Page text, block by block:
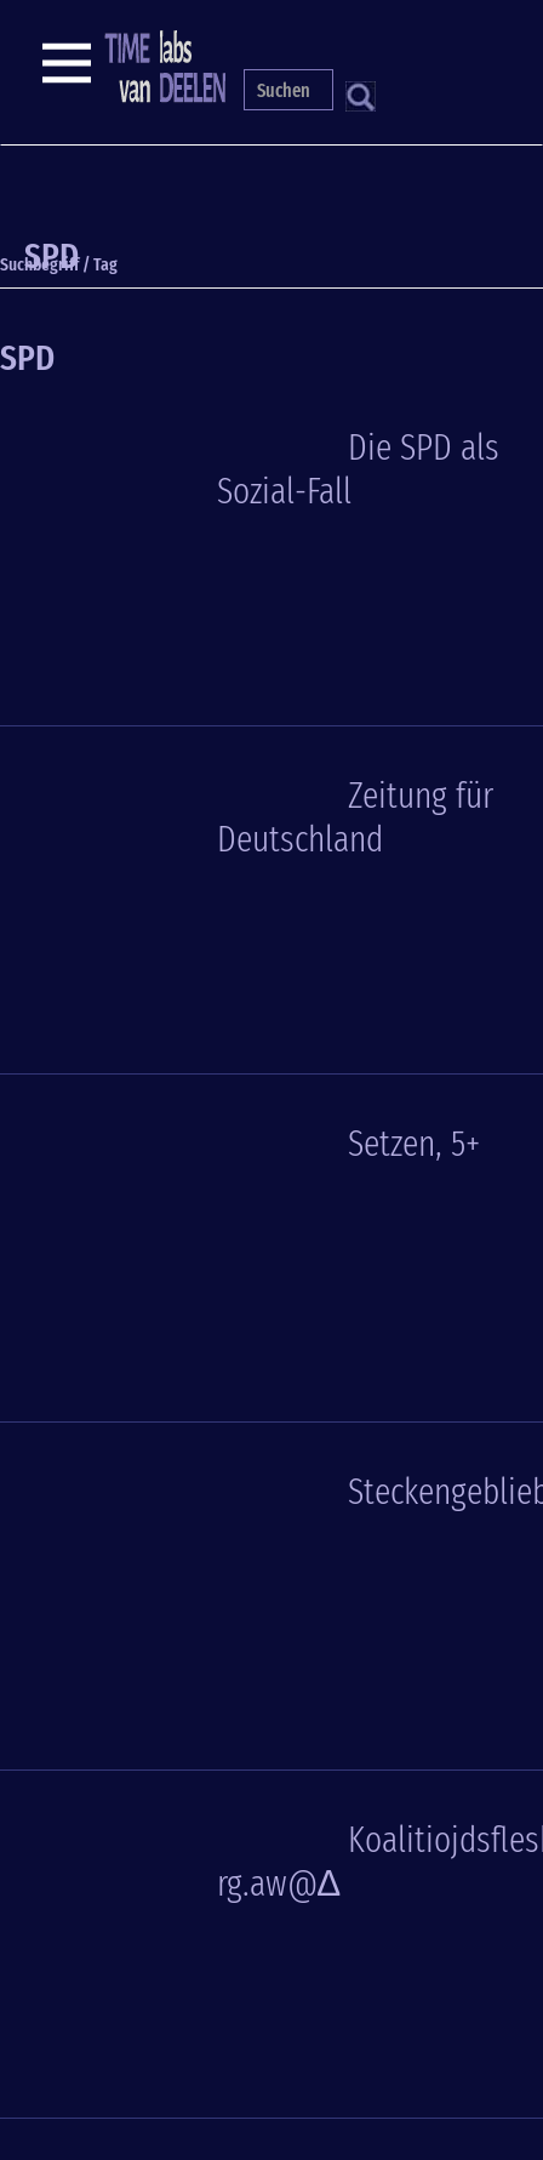
S
NAVIGATION
SPD
Suchbegriff / Tag
SPD
Die SPD als
Sozial-Fall
Zeitung für
Deutschland
Setzen, 5+
rg.aw@∆